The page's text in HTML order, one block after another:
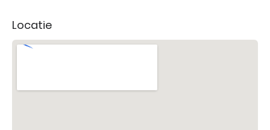
Locatie